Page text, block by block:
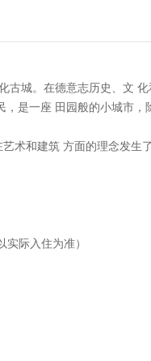
城。在德意志历史、文
是一座 田园般的小城市
术和建筑 方面的理念发生
际入住为准）